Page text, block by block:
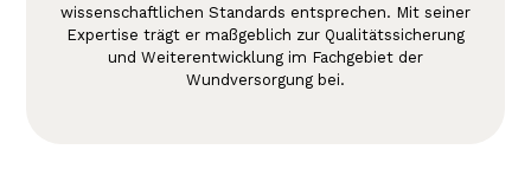
wissenschaftlichen Standards entsprechen. Mit seiner
Expertise trägt er maßgeblich zur Qualitätssicherung
und Weiterentwicklung im Fachgebiet der
Wundversorgung bei.